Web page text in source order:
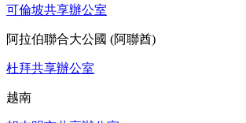
可倫坡共享辦公室
阿拉伯聯合大公國 (阿聯酋)
杜拜共享辦公室
越南